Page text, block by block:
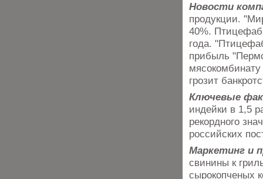
Новости
продукции.
40%.
года.
прибыль
грозит
Ключевые
индейки в 1,5
рекордного
российских
Маркетинг и
свинины к
сырокопченых